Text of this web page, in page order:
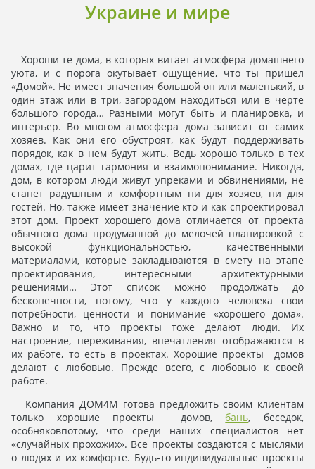
Украине и мире
Хороши те дома, в которых витает атмосфера домашнего
уюта, и с порога окутывает ощущение, что ты пришел
«Домой». Не имеет значения большой он или маленький, в
один этаж или в три, загородом находиться или в черте
большого города… Разными могут быть и планировка, и
интерьер. Во многом атмосфера дома зависит от самих
хозяев. Как они его обустроят, как будут поддерживать
порядок, как в нем будут жить. Ведь хорошо только в тех
домах, где царит гармония и взаимопонимание. Никогда,
дом, в котором люди живут упреками и обвинениями, не
станет радушным и комфортным ни для хозяев, ни для
гостей. Но, также имеет значение кто и как спроектировал
этот дом. Проект хорошего дома отличается от проекта
обычного дома продуманной до мелочей планировкой с
высокой функциональностью, качественными
материалами, которые закладываются в смету на этапе
проектирования, интересными архитектурными
решениями… Этот список можно продолжать до
бесконечности, потому, что у каждого человека свои
потребности, ценности и понимание «хорошего дома».
Важно и то, что проекты тоже делают люди. Их
настроение, переживания, впечатления отображаются в
их работе, то есть в проектах. Хорошие проекты домов
делают с любовью. Прежде всего, с любовью к своей
работе.
Компания ДОМ4М готова предложить своим клиентам
только хорошие проекты домов,бань, беседок,
особняковпотому, что среди наших специалистов нет
«случайных прохожих». Все проекты создаются с мыслями
о людях и их комфорте. Будь-то индивидуальные проекты